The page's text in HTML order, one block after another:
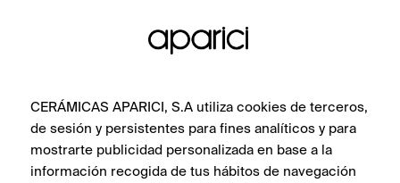
CERÁMICAS APARICI, S.A utiliza cookies de terceros,
de sesión y persistentes para fines analíticos y para
mostrarte publicidad personalizada en base a la
información recogida de tus hábitos de navegación